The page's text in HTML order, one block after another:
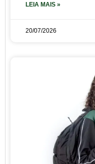
LEIA MAIS »
20/07/2026